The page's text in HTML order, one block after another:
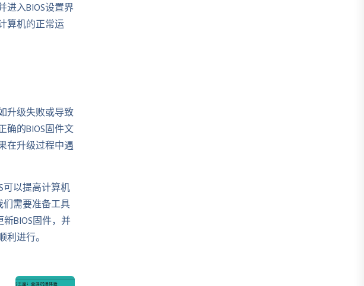
入BIOS设置界
算机的正常运
升级失败或导致
确的BIOS固件文
在升级过程中遇
可以提高计算机
们需要准备工具
BIOS固件，并
进行。